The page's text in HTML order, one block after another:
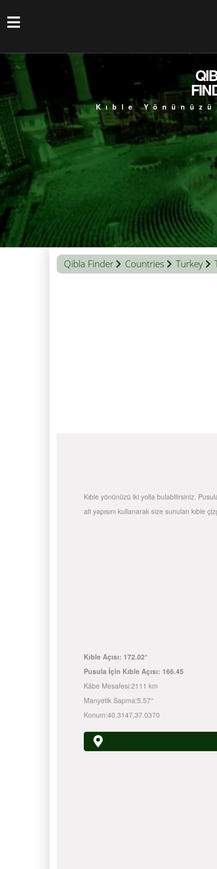
Kıble
Qibla Finder Countries Turkey
Kıble yönünüzü iki yolla bulabilirsiniz.
alt yapısını kullanarak size sunulan kıble
Kıble Açısı: 172.02°
Pusula İçin Kıble Açısı: 166.45
Kâbe Mesafesi:2111 km
Manyetik Sapma:5.57°
Konum:40.3147,37.0370